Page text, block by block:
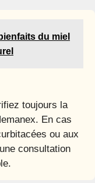
du miel
toujours la
En cas
ou aux
consultation